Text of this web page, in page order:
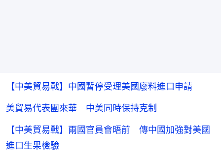
【中美貿易戰】中國暫停受理美國廢料進口申請
美貿易代表團來華 中美同時保持克制
【中美貿易戰】兩國官員會晤前 傳中國加強對美國
進口生果檢驗